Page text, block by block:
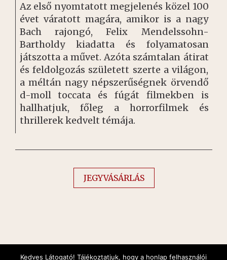
Az első nyomtatott megjelenés közel 100
évet váratott magára, amikor is a nagy
Bach rajongó, Felix Mendelssohn-
Bartholdy kiadatta és folyamatosan
játszotta a művet. Azóta számtalan átirat
és feldolgozás született szerte a világon,
a méltán nagy népszerűségnek örvendő
d-moll toccata és fúgát filmekben is
hallhatjuk, főleg a horrorfilmek és
thrillerek kedvelt témája.
JEGYVÁSÁRLÁS
Kedves Látogató! Tájékoztatjuk, hogy a honlap felhasználói